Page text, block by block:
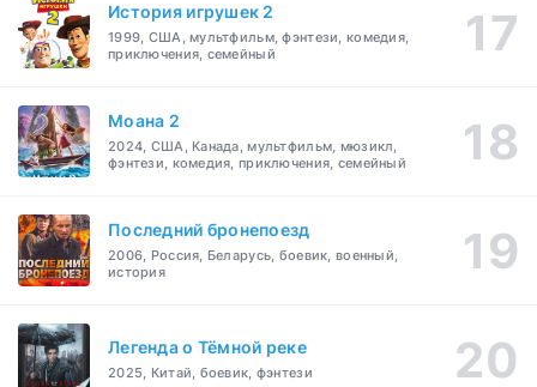
История игрушек 2
1999, США, мультфильм, фэнтези, комедия,
приключения, семейный
Моана 2
2024, США, Канада, мультфильм, мюзикл,
фэнтези, комедия, приключения, семейный
Последний бронепоезд
2006, Россия, Беларусь, боевик, военный,
история
Легенда о Тёмной реке
2025, Китай, боевик, фэнтези